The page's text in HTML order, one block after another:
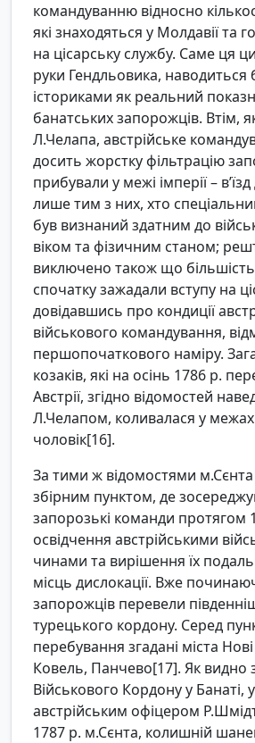
командуванню відносно
які знаходяться у Молдавії та
на цісарську службу. Саме ця
руки Гендльовика, наводиться
істориками як реальний
банатських запорожців. Втім,
Л.Челапа, австрійське
досить жорстку фільтрацію
прибували у межі імперії –
лише тим з них, хто
був визнаний здатним до
віком та фізичним станом;
виключено також що більшість
спочатку зажадали вступу на
довідавшись про кондиції
військового командування,
першопочаткового наміру.
козаків, які на осінь 1786 р.
Австрії, згідно відомостей
Л.Челапом, коливалася у
чоловік[16].
За тими ж відомостями
збірним пунктом, де
запорозькі команди протягом
освідчення австрійськими
чинами та вирішення їх
місць дислокації. Вже
запорожців перевели
турецького кордону. Серед
перебування згадані міста
Ковель, Панчево[17]. Як видно
Військового Кордону у Банаті,
австрійським офіцером
1787 р. м.Сєнта, колишній